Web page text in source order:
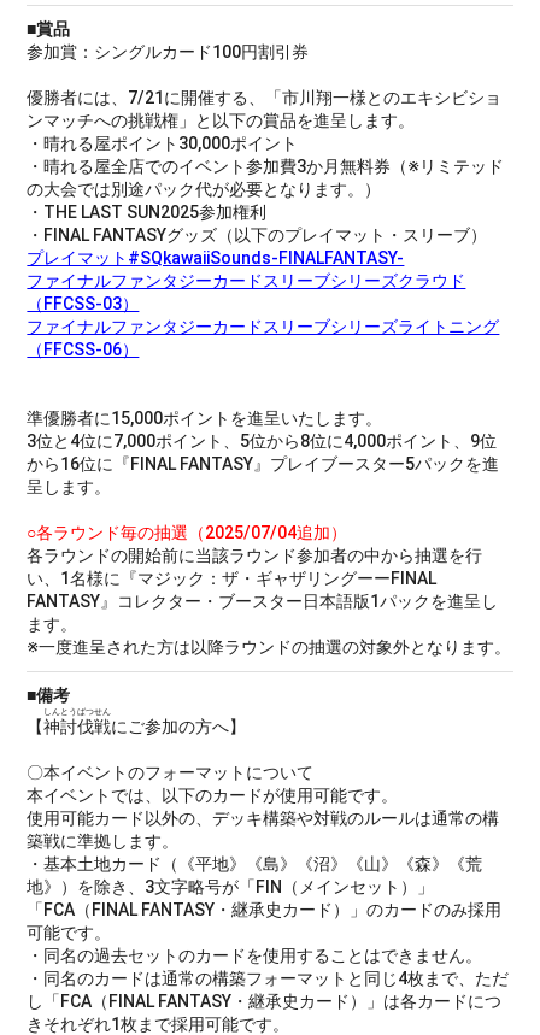
■賞品
参加賞：シングルカード100円割引券
優勝者には、7/21に開催する、「市川翔一様とのエキシビショ
ンマッチへの挑戦権」と以下の賞品を進呈します。
・晴れる屋ポイント30,000ポイント
・晴れる屋全店でのイベント参加費3か月無料券（※リミテッド
の大会では別途パック代が必要となります。）
・THE LAST SUN2025参加権利
・FINAL FANTASYグッズ（以下のプレイマット・スリーブ）
プレイマット#SQkawaiiSounds-FINALFANTASY-
ファイナルファンタジーカードスリーブシリーズクラウド
（FFCSS-03）
ファイナルファンタジーカードスリーブシリーズライトニング
（FFCSS-06）
準優勝者に15,000ポイントを進呈いたします。
3位と4位に7,000ポイント、5位から8位に4,000ポイント、9位
から16位に『FINAL FANTASY』プレイブースター5パックを進
呈します。
○各ラウンド毎の抽選（2025/07/04追加）
各ラウンドの開始前に当該ラウンド参加者の中から抽選を行
い、1名様に『マジック：ザ・ギャザリングーーFINAL
FANTASY』コレクター・ブースター日本語版1パックを進呈し
ます。
※一度進呈された方は以降ラウンドの抽選の対象外となります。
■備考
【神討伐戦
しんとうばつせん
にご参加の方へ】
〇本イベントのフォーマットについて
本イベントでは、以下のカードが使用可能です。
使用可能カード以外の、デッキ構築や対戦のルールは通常の構
築戦に準拠します。
・基本土地カード（《平地》《島》《沼》《山》《森》《荒
地》）を除き、3文字略号が「FIN（メインセット）」
「FCA（FINAL FANTASY・継承史カード）」のカードのみ採用
可能です。
・同名の過去セットのカードを使用することはできません。
・同名のカードは通常の構築フォーマットと同じ4枚まで、ただ
し「FCA（FINAL FANTASY・継承史カード）」は各カードにつ
きそれぞれ1枚まで採用可能です。